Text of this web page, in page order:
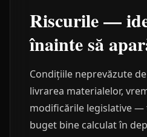
Riscurile —
înainte să
Condițiile neprevăzute
livrarea materialelor,
modificările legislative —
buget bine calculat în